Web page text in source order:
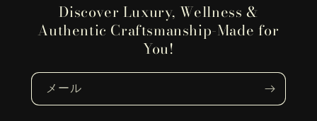
Discover Luxury, Wellness &
Authentic Craftsmanship-Made for
You!
メール